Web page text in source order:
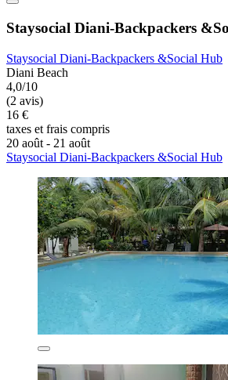
Staysocial Diani-Backpackers
Staysocial Diani-Backpackers &Social Hub
Diani Beach
4,0/10
(2 avis)
16 €
taxes et frais compris
20 août - 21 août
Staysocial Diani-Backpackers &Social Hub